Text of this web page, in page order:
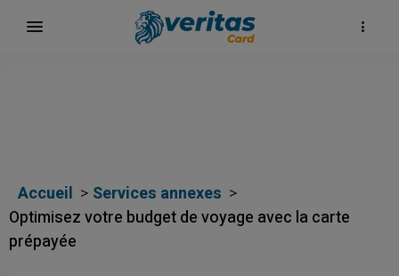
Accueil
Services annexes
Optimisez votre budget de voyage avec la carte
prépayée